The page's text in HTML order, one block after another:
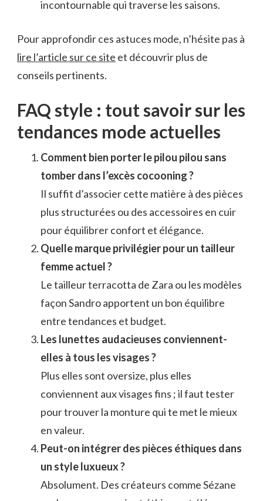
incontournable qui traverse les saisons.
Pour approfondir ces astuces mode, n’hésite pas à
lire l’article sur ce site et découvrir plus de
conseils pertinents.
FAQ style : tout savoir sur les
tendances mode actuelles
Comment bien porter le pilou pilou sans
tomber dans l’excès cocooning ?
Il suffit d’associer cette matière à des pièces
plus structurées ou des accessoires en cuir
pour équilibrer confort et élégance.
Quelle marque privilégier pour un tailleur
femme actuel ?
Le tailleur terracotta de Zara ou les modèles
façon Sandro apportent un bon équilibre
entre tendances et budget.
Les lunettes audacieuses conviennent-
elles à tous les visages ?
Plus elles sont oversize, plus elles
conviennent aux visages fins ; il faut tester
pour trouver la monture qui te met le mieux
en valeur.
Peut-on intégrer des pièces éthiques dans
un style luxueux ?
Absolument. Des créateurs comme Sézane